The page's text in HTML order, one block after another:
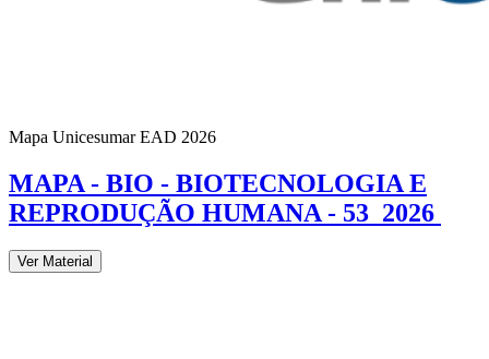
Mapa Unicesumar EAD 2026
MAPA - BIO - BIOTECNOLOGIA E
REPRODUÇÃO HUMANA - 53_2026
Ver Material